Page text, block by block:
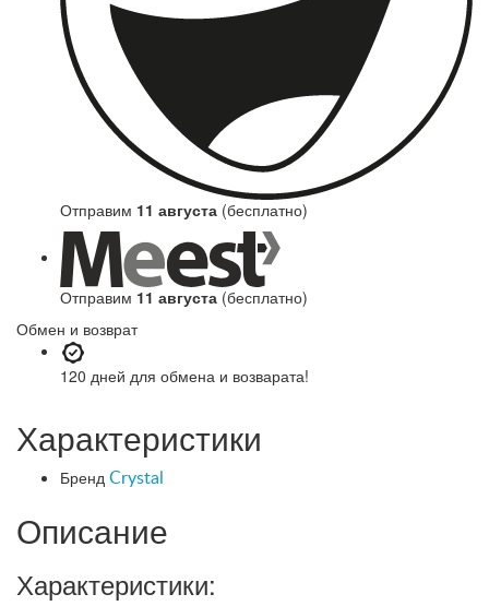
Отправим 11 августа (бесплатно)
Отправим 11 августа (бесплатно)
Обмен и возврат
120 дней для обмена и возварата!
Характеристики
Бренд Crystal
Описание
Характеристики: